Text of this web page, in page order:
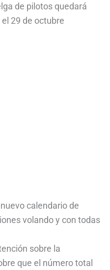
de pilotos quedará
29 de octubre
calendario de
volando y con todas
sobre la
que el número total